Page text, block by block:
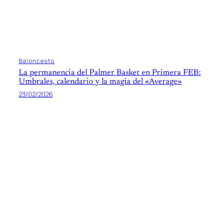
Baloncesto
La permanencia del Palmer Basket en Primera FEB:
Umbrales, calendario y la magia del «Average»
23/02/2026